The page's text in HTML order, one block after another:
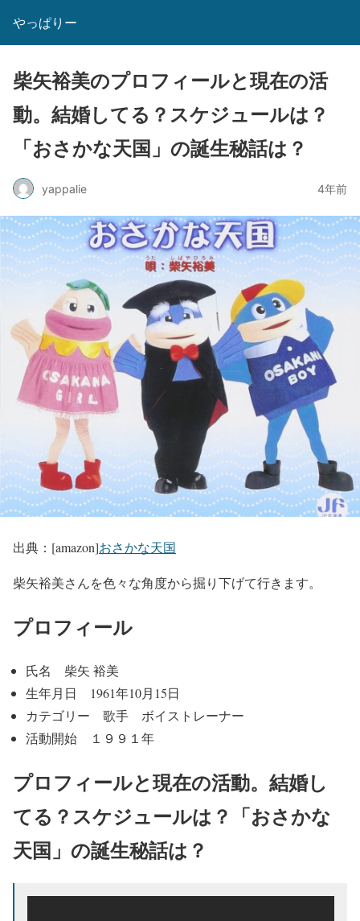
やっぱりー
柴矢裕美のプロフィールと現在の活
動。結婚してる？スケジュールは？
「おさかな天国」の誕生秘話は？
yappalie 4年前
出典：[amazon]おさかな天国
柴矢裕美さんを色々な角度から掘り下げて行きます。
プロフィール
氏名 柴矢 裕美
生年月日 1961年10月15日
カテゴリー 歌手 ボイストレーナー
活動開始 １９９１年
プロフィールと現在の活動。結婚し
てる？スケジュールは？「おさかな
天国」の誕生秘話は？